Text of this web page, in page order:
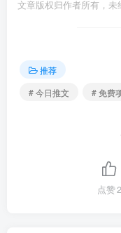
文章版权归作者所有，未
推荐
# 今日推文
# 免费
点赞2